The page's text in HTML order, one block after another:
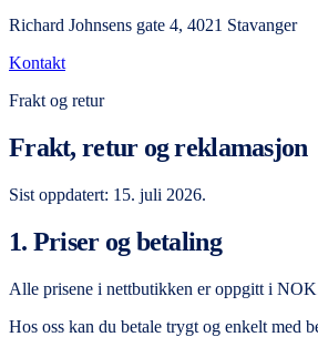
Richard Johnsens gate 4, 4021 Stavanger
Kontakt
Frakt og retur
Frakt, retur og reklamasjon
Sist oppdatert: 15. juli 2026.
1. Priser og betaling
Alle prisene i nettbutikken er oppgitt i
Hos oss kan du betale trygt og enkelt med